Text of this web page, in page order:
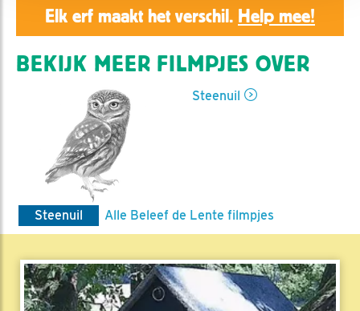
Elk erf maakt het verschil. Help mee!
BEKIJK MEER FILMPJES OVER
Steenuil
Steenuil Alle Beleef de Lente filmpjes